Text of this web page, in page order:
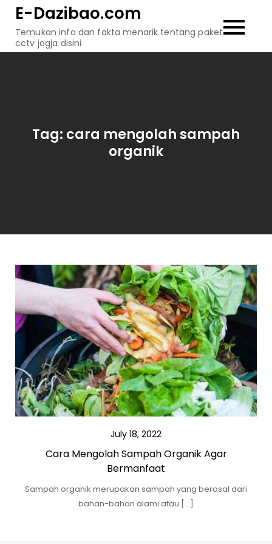
content
E-Dazibao.com
Temukan info dan fakta menarik tentang paket
cctv jogja disini
Tag: cara mengolah sampah
organik
July 18, 2022
Cara Mengolah Sampah Organik Agar
Bermanfaat
Sampah organik merupakan sampah yang berasal dari
bahan-bahan alami atau […]